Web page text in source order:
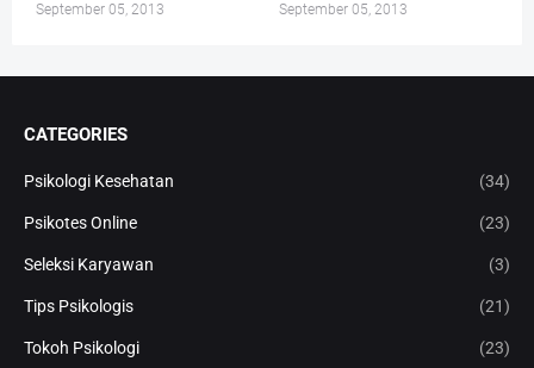
September 05, 2013 September 05, 2013
CATEGORIES
Psikologi Kesehatan (34)
Psikotes Online (23)
Seleksi Karyawan (3)
Tips Psikologis (21)
Tokoh Psikologi (23)